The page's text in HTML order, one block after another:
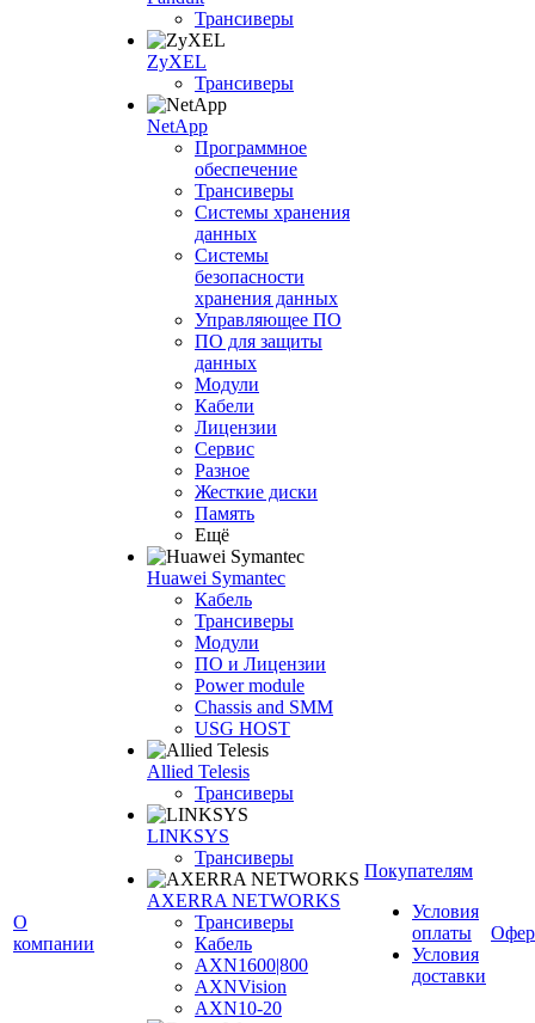
О
компании
Трансиверы
ZyXEL
Трансиверы
NetApp
Программное
обеспечение
Трансиверы
Системы хранения
данных
Системы
безопасности
хранения данных
Управляющее ПО
ПО для защиты
данных
Модули
Кабели
Лицензии
Сервис
Разное
Жесткие диски
Память
Ещё
Huawei Symantec
Кабель
Трансиверы
Модули
ПО и Лицензии
Power module
Chassis and SMM
USG HOST
Allied Telesis
Трансиверы
LINKSYS
Трансиверы
AXERRA NETWORKS
Трансиверы
Кабель
AXN1600|800
AXNVision
AXN10-20
Покупателям
Условия
оплаты
Условия
доставки